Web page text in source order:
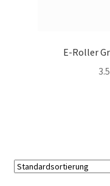
E-Roller